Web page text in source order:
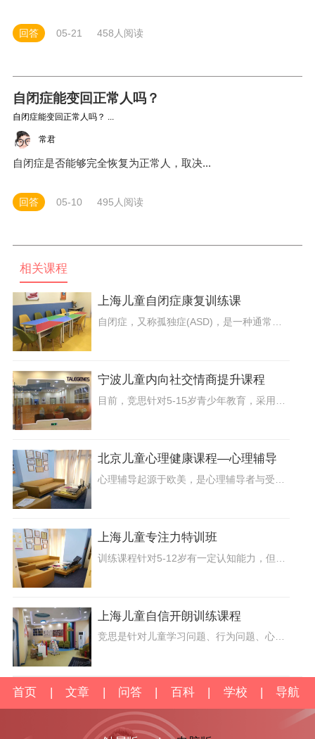
回答 05-21 458人阅读
自闭症能变回正常人吗？
自闭症能变回正常人吗？ ...
常君
自闭症是否能够完全恢复为正常人，取决...
回答 05-10 495人阅读
相关课程
上海儿童自闭症康复训练课
宁波儿童内向社交情商提升课程
北京儿童心理健康课程—心理辅导
上海儿童专注力特训班
上海儿童自信开朗训练课程
竞思是针对儿童学习问题、行为问题、心理问题，提供一站式解决方案的集研发与实践一体化的机构，针对儿童成长过程中可能出现的各种问题
首页 文章 问答 百科 学校 导航